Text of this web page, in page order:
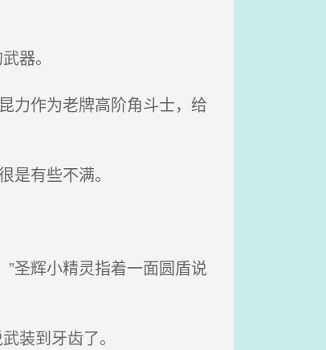
器。
力作为老牌高阶角斗士，给
有些不满。
圣辉小精灵指着一面圆盾说
装到牙齿了。